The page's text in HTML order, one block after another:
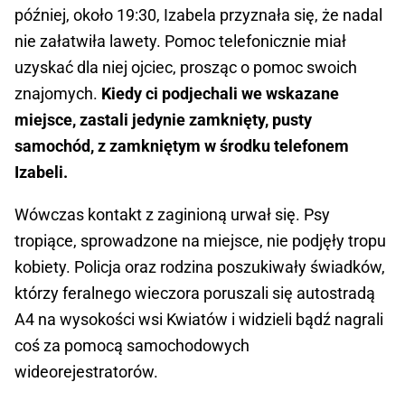
później, około 19:30, Izabela przyznała się, że nadal
nie załatwiła lawety. Pomoc telefonicznie miał
uzyskać dla niej ojciec, prosząc o pomoc swoich
znajomych. Kiedy ci podjechali we wskazane
miejsce, zastali jedynie zamknięty, pusty
samochód, z zamkniętym w środku telefonem
Izabeli.
Wówczas kontakt z zaginioną urwał się. Psy
tropiące, sprowadzone na miejsce, nie podjęły tropu
kobiety. Policja oraz rodzina poszukiwały świadków,
którzy feralnego wieczora poruszali się autostradą
A4 na wysokości wsi Kwiatów i widzieli bądź nagrali
coś za pomocą samochodowych
wideorejestratorów.